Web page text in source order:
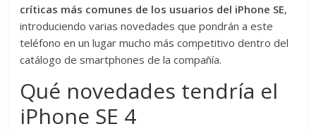
críticas más comunes de los usuarios del iPhone SE,
introduciendo varias novedades que pondrán a este
teléfono en un lugar mucho más competitivo dentro del
catálogo de smartphones de la compañía.
Qué novedades tendría el
iPhone SE 4